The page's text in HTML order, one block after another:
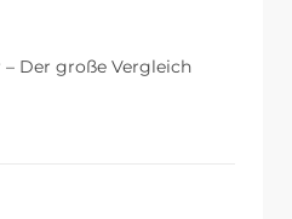
Der große Vergleich